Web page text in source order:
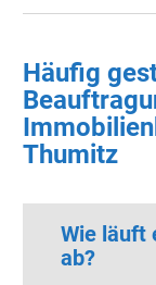
Häufig
Thumitz
Wie läuft
ab?